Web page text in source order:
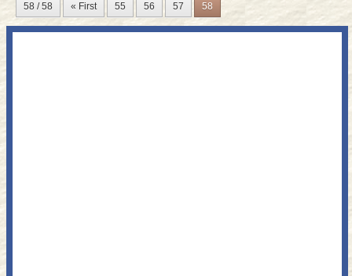
58 / 58 « First 55 56 57 58